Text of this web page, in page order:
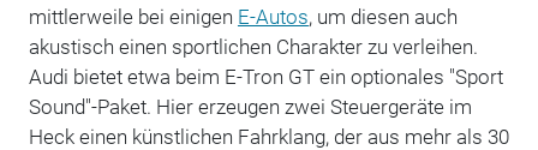
mittlerweile bei einigen E-Autos, um diesen auch
akustisch einen sportlichen Charakter zu verleihen.
Audi bietet etwa beim E-Tron GT ein optionales "Sport
Sound"-Paket. Hier erzeugen zwei Steuergeräte im
Heck einen künstlichen Fahrklang, der aus mehr als 30